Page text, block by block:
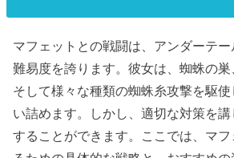
マフェットとの戦闘は、アンダーテ
難易度を誇ります。彼女は、蜘蛛の巣
そして様々な種類の蜘蛛糸攻撃を駆
い詰めます。しかし、適切な対策を
することができます。ここでは、マ